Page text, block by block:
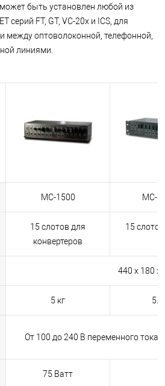
быть установлен любой из
серий FT, GT, VC-20x и ICS, для
между оптоволоконной, телефонной,
линиями.
MC-1500 MC-
15 слотов для
конвертеров
15
440 x 180 x
5 кг 5.5
От 100 до 240 В переменного тока,
75 Ватт